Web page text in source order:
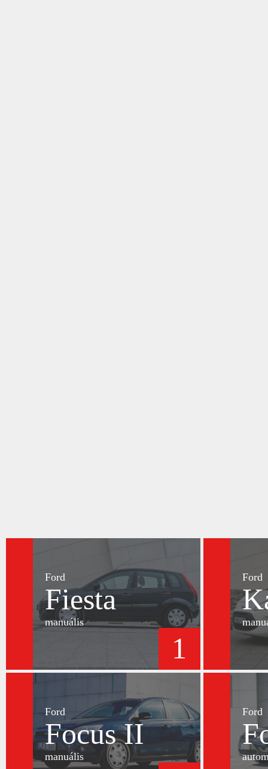
Ford
Fiesta
manuális
1
Ford
Ford
Focus II
manuális
Ford